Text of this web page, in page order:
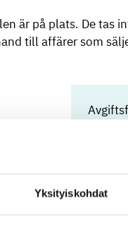
Yksityiskohdat
är på plats. De tas
till affärer som